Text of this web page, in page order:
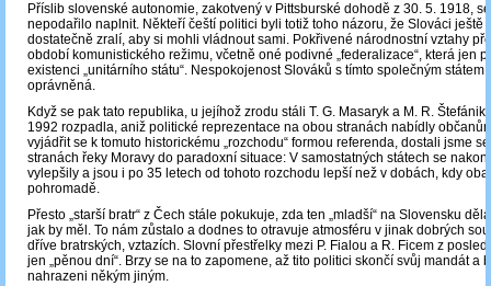
Příslib slovenské autonomie, zakotvený v Pittsburské dohodě z 30. 5. 1918,
nepodařilo naplnit. Někteří čeští politici byli totiž toho názoru, že Slováci ještě
dostatečně zralí, aby si mohli vládnout sami. Pokřivené národnostní vztahy
období komunistického režimu, včetně oné podivné „federalizace“, která jen
existenci „unitárního státu“. Nespokojenost Slováků s tímto společným státem
oprávněná.
Když se pak tato republika, u jejíhož zrodu stáli T. G. Masaryk a M. R.
1992 rozpadla, aniž politické reprezentace na obou stranách nabídly
vyjádřit se k tomuto historickému „rozchodu“ formou referenda, dostali jsme
stranách řeky Moravy do paradoxní situace: V samostatných státech se
vylepšily a jsou i po 35 letech od tohoto rozchodu lepší než v dobách, kdy
pohromadě.
Přesto „starší bratr“ z Čech stále pokukuje, zda ten „mladší“ na Slovensku
jak by měl. To nám zůstalo a dodnes to otravuje atmosféru v jinak dobrých
dříve bratrských, vztazích. Slovní přestřelky mezi P. Fialou a R. Ficem z
jen „pěnou dní“. Brzy se na to zapomene, až tito politici skončí svůj mandát a
nahrazeni někým jiným.